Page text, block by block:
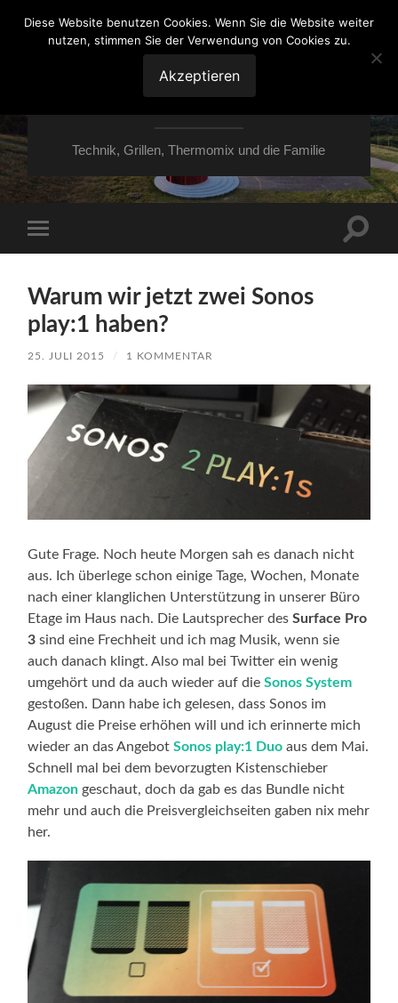
VON ESSEN ÜBER
HESSEN NACH
MOERS
Technik, Grillen, Thermomix und die Familie
Menü
Warum wir jetzt zwei Sonos
play:1 haben?
25. JULI 2015 / 1 KOMMENTAR
Gute Frage. Noch heute Morgen sah es danach nicht
aus. Ich überlege schon einige Tage, Wochen, Monate
nach einer klanglichen Unterstützung in unserer Büro
Etage im Haus nach. Die Lautsprecher desSurface Pro
3 sind eine Frechheit und ich mag Musik, wenn sie
auch danach klingt. Also mal bei Twitter ein wenig
umgehört und da auch wieder auf dieSonos System
gestoßen. Dann habe ich gelesen, dass Sonos im
August die Preise erhöhen will und ich erinnerte mich
wieder an das AngebotSonos play:1 Duo aus dem Mai.
Schnell mal bei dem bevorzugten Kistenschieber
Amazon geschaut, doch da gab es das Bundle nicht
mehr und auch die Preisvergleichseiten gaben nix mehr
her.
Diese Website benutzen Cookies. Wenn Sie die Website weiter
nutzen, stimmen Sie der Verwendung von Cookies zu.
Akzeptieren